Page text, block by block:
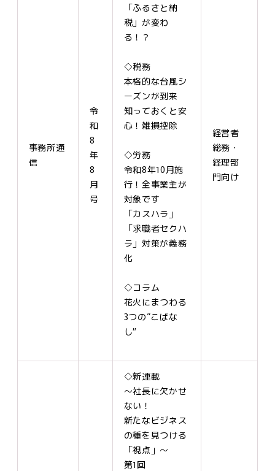
事務所通
信
令
和
8
年
8
月
号
「ふるさと納
税」が変わ
る！？
◇税務
本格的な台風シ
ーズンが到来
知っておくと安
心！雑損控除
◇労務
令和8年10月施
行！全事業主が
対象です
「カスハラ」
「求職者セクハ
ラ」対策が義務
化
◇コラム
花火にまつわる
3つの“こばな
し”
経営者
総務・
経理部
門向け
◇新連載
～社長に欠かせ
ない！
新たなビジネス
の種を見つける
「視点」～
第1回